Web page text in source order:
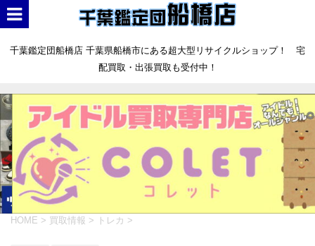
千葉鑑定団船橋店 千葉県船橋市にある超大型リサイクルショップ！ 宅
配買取・出張買取も受付中！
HOME > 買取情報 > トレカ >